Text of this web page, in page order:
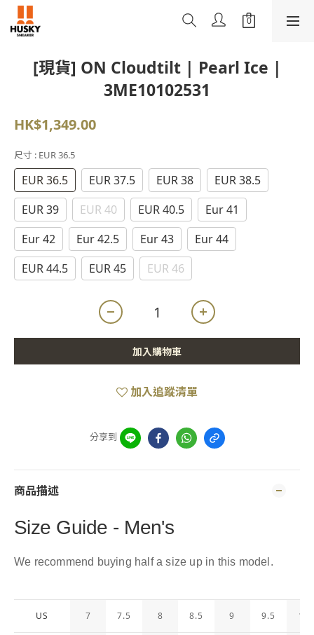
[現貨] ON Cloudtilt | Pearl Ice |
3ME10102531
HK$1,349.00
尺寸 : EUR 36.5
EUR 36.5 EUR 37.5 EUR 38
EUR 38.5
EUR 39
EUR 40 EUR 40.5
Eur 41
Eur 42
Eur 42.5 Eur 43
Eur 44
EUR 44.5
EUR 45 EUR 46
加入購物車
加入追蹤清單
分享到
商品描述
Size Guide - Men's
We recommend buying half a size up in this model.
US 7 7.5 8 8.5 9 9.5 10